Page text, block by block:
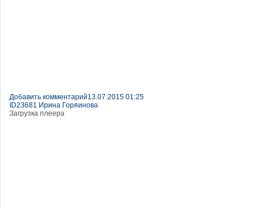
Добавить комментарий13.07.2015 01:25
ID23681 Ирина Горяинова
Загрузка плеера